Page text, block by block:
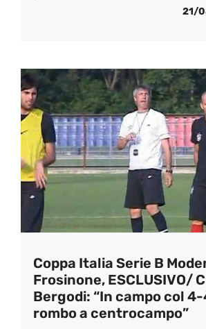
21/
Coppa Italia Serie B
Frosinone, ESCLUSIVO/
Bergodi: “In campo col
rombo a centrocampo”